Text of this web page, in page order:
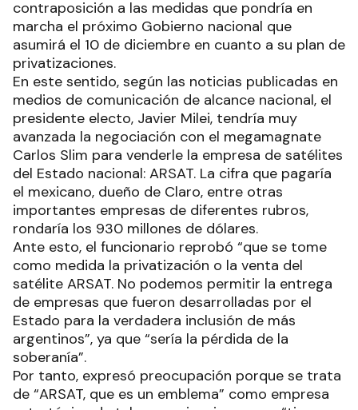
contraposición a las medidas que pondría en
marcha el próximo Gobierno nacional que
asumirá el 10 de diciembre en cuanto a su plan de
privatizaciones.
En este sentido, según las noticias publicadas en
medios de comunicación de alcance nacional, el
presidente electo, Javier Milei, tendría muy
avanzada la negociación con el megamagnate
Carlos Slim para venderle la empresa de satélites
del Estado nacional: ARSAT. La cifra que pagaría
el mexicano, dueño de Claro, entre otras
importantes empresas de diferentes rubros,
rondaría los 930 millones de dólares.
Ante esto, el funcionario reprobó “que se tome
como medida la privatización o la venta del
satélite ARSAT. No podemos permitir la entrega
de empresas que fueron desarrolladas por el
Estado para la verdadera inclusión de más
argentinos”, ya que “sería la pérdida de la
soberanía”.
Por tanto, expresó preocupación porque se trata
de “ARSAT, que es un emblema” como empresa